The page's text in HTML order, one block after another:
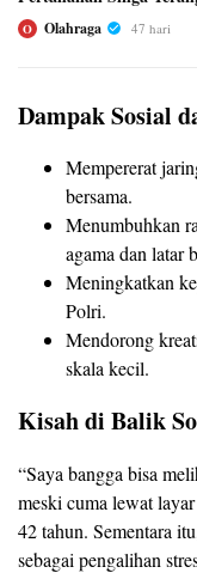
O Olahraga 47 hari
Dampak Sosial
Mempererat
bersama.
Menumbuhkan
agama dan latar
Meningkatkan
Polri.
Mendorong
skala kecil.
Kisah di Balik
“Saya bangga bisa
meski cuma lewat
42 tahun. Sementara
sebagai pengalihan